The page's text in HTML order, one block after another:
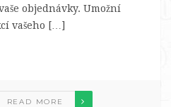
objednávky. Umožní
vašeho […]
READ MORE